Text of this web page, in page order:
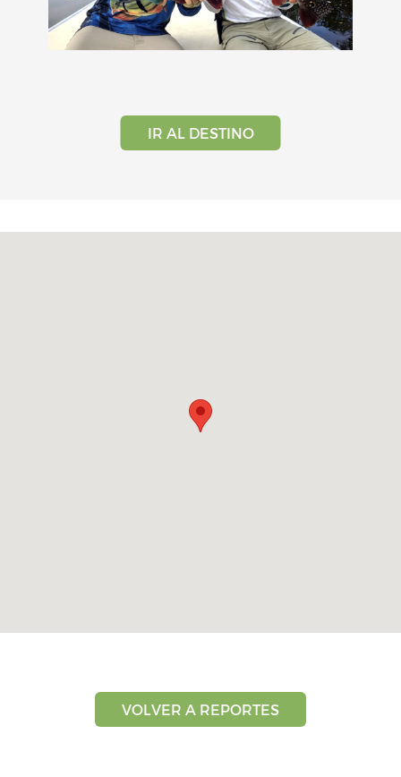
IR AL DESTINO
VOLVER A REPORTES